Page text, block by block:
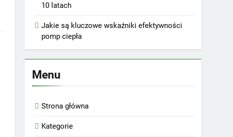
10 latach
Jakie są kluczowe wskaźniki efektywności
pomp ciepła
Menu
Strona główna
Kategorie